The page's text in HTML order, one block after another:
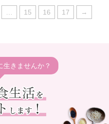
15 16 17 →
生きませんか？